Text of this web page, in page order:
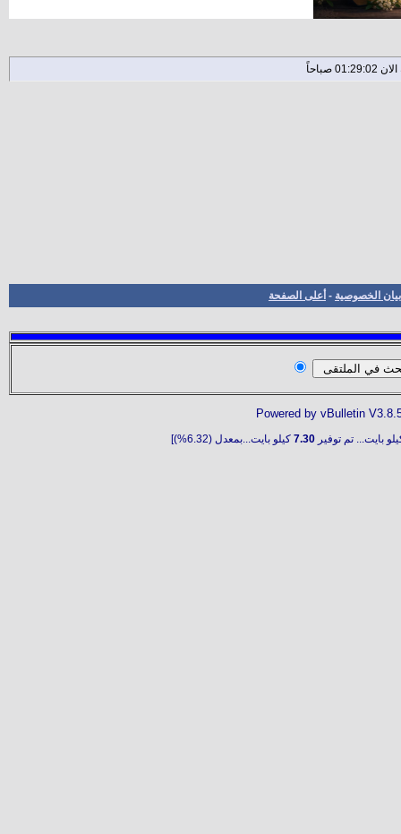
بيان الخصوصية - أعلى الصفحة
Powered by vBulletin
بايت... تم توفير 7.30 كيلو بايت...بمعدل (6.32%)]